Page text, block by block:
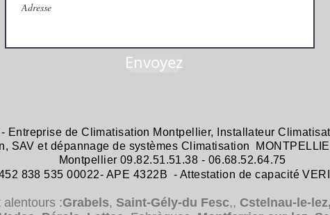
Envoyez
- Entreprise deClimatisation Montpellier, Installateur
SAV et dépannage de systèmes Climatisation
Montpellier 09.82.51.51.38 - 06.68.52.64.75
838 535 00022- APE 4322B - Attestation de capacité
:Grabels, Saint-Gély-du Fesc,, Cstelnau-le-lez,